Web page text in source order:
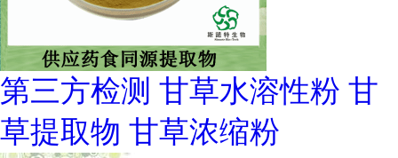
第三方检测 甘草水溶性粉 甘
草提取物 甘草浓缩粉